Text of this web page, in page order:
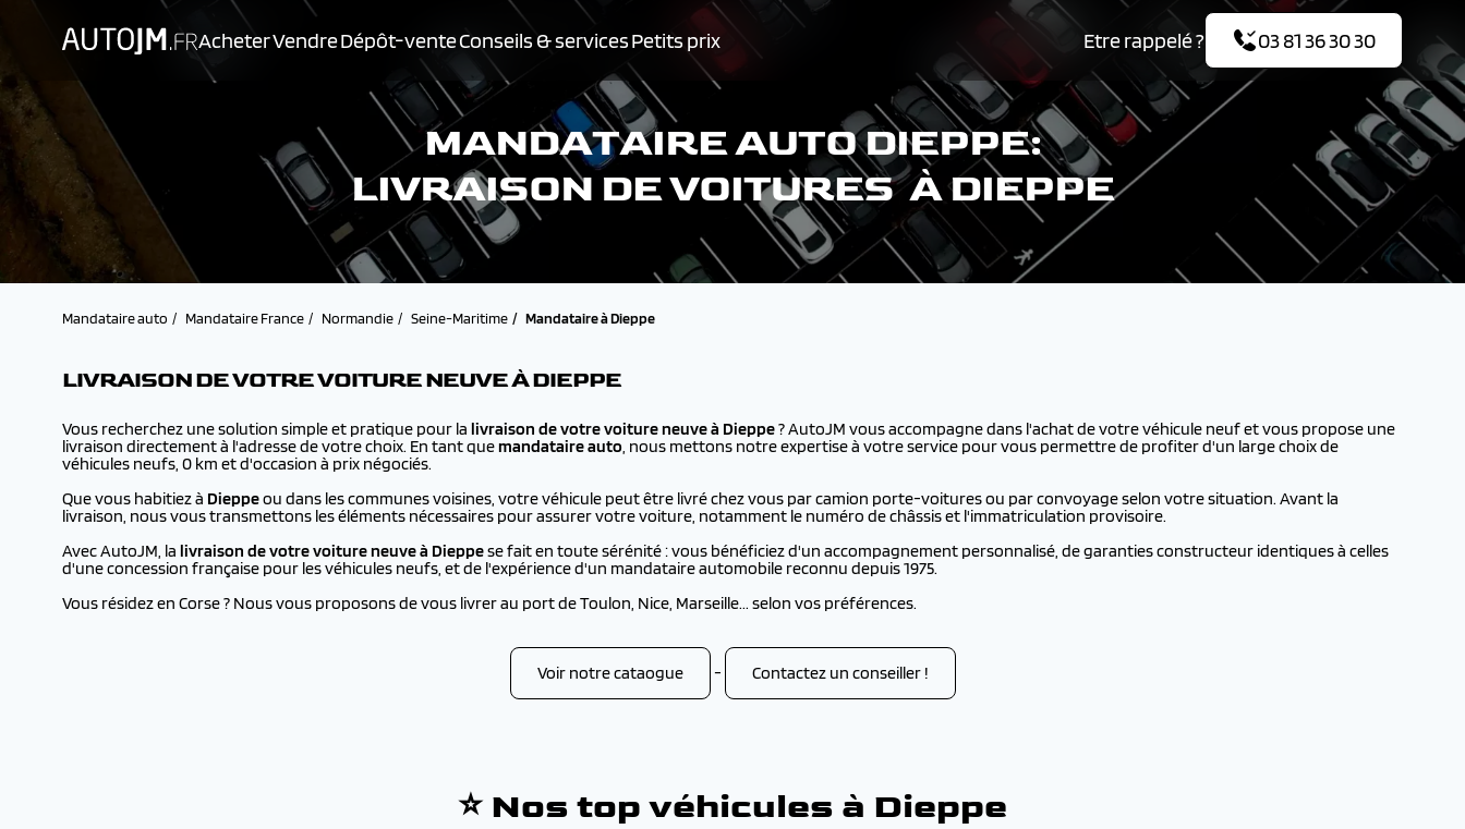
AcheterVendreDépôt-venteConseils & servicesPetits prix Etre rappelé ? 03 81 36 30 30
MANDATAIRE AUTO DIEPPE:
LIVRAISON DE VOITURES À DIEPPE
Mandataire auto Mandataire France Normandie Seine-Maritime Mandataire à Dieppe
LIVRAISON DE VOTRE VOITURE NEUVE À DIEPPE
Vous recherchez une solution simple et pratique pour la livraison de votre voiture neuve à Dieppe? AutoJM vous accompagne dans l'achat de votre véhicule neuf et vous propose une
livraison directement à l'adresse de votre choix. En tant quemandataire auto, nous mettons notre expertise à votre service pour vous permettre de profiter d'un large choix de
véhicules neufs, 0 km et d'occasion à prix négociés.
Que vous habitiez à Dieppeou dans les communes voisines, votre véhicule peut être livré chez vous par camion porte-voitures ou par convoyage selon votre situation. Avant la
livraison, nous vous transmettons les éléments nécessaires pour assurer votre voiture, notamment le numéro de châssis et l'immatriculation provisoire.
Avec AutoJM, la livraison de votre voiture neuve à Dieppese fait en toute sérénité : vous bénéficiez d'un accompagnement personnalisé, de garanties constructeur identiques à celles
d'une concession française pour les véhicules neufs, et de l'expérience d'un mandataire automobile reconnu depuis 1975.
Vous résidez en Corse ? Nous vous proposons de vous livrer au port de Toulon, Nice, Marseille... selon vos préférences.
Voir notre cataogue - Contactez un conseiller !
⭐ Nos top véhicules à Dieppe